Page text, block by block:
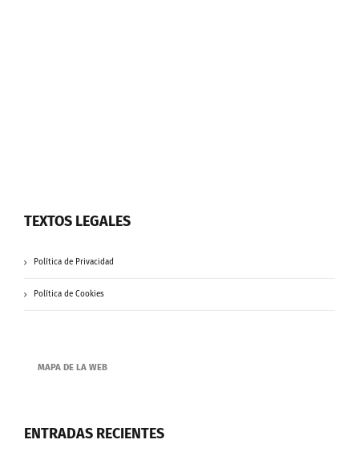
TEXTOS LEGALES
Política de Privacidad
Política de Cookies
MAPA DE LA WEB
ENTRADAS RECIENTES